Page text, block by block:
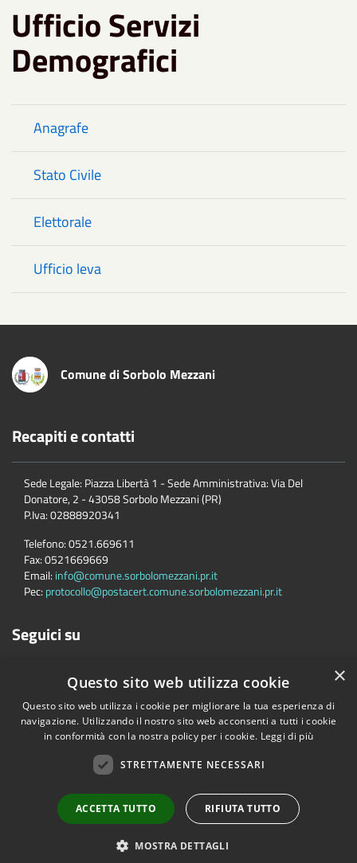
Ufficio Servizi
Demografici
Anagrafe
Stato Civile
Elettorale
Ufficio leva
Comune di Sorbolo Mezzani
Recapiti e contatti
Sede Legale: Piazza Libertà 1 - Sede Amministrativa: Via Del
Donatore, 2 - 43058 Sorbolo Mezzani (PR)
P.Iva:02888920341
Telefono:0521.669611
Fax:0521669669
Email: info@comune.sorbolomezzani.pr.it
Pec: protocollo@postacert.comune.sorbolomezzani.pr.it
Seguici su
Accessibilità
Municipium
•Accesso redazione
×
Questo sito web utilizza cookie
Questo sito web utilizza i cookie per migliorare la tua esperienza di
navigazione. Utilizzando il nostro sito web acconsenti a tutti i cookie
in conformità con la nostra policy per i cookie. Leggi di più
STRETTAMENTE NECESSARI
ACCETTA TUTTO RIFIUTA TUTTO
MOSTRA DETTAGLI